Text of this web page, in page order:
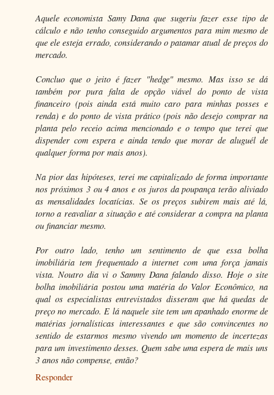
Aquele economista Samy Dana que sugeriu fazer esse tipo de
cálculo e não tenho conseguido argumentos para mim mesmo de
que ele esteja errado, considerando o patamar atual de preços do
mercado.
Concluo que o jeito é fazer "hedge" mesmo. Mas isso se dá
também por pura falta de opção viável do ponto de vista
financeiro (pois ainda está muito caro para minhas posses e
renda) e do ponto de vista prático (pois não desejo comprar na
planta pelo receio acima mencionado e o tempo que terei que
dispender com espera e ainda tendo que morar de aluguél de
qualquer forma por mais anos).
Na pior das hipóteses, terei me capitalizado de forma importante
nos próximos 3 ou 4 anos e os juros da poupança terão aliviado
as mensalidades locatícias. Se os preços subirem mais até lá,
torno a reavaliar a situação e até considerar a compra na planta
ou financiar mesmo.
Por outro lado, tenho um sentimento de que essa bolha
imobiliária tem frequentado a internet com uma força jamais
vista. Noutro dia vi o Sammy Dana falando disso. Hoje o site
bolha imobiliária postou uma matéria do Valor Econômico, na
qual os especialistas entrevistados disseram que há quedas de
preço no mercado. E lá naquele site tem um apanhado enorme de
matérias jornalísticas interessantes e que são convincentes no
sentido de estarmos mesmo vivendo um momento de incertezas
para um investimento desses. Quem sabe uma espera de mais uns
3 anos não compense, então?
Responder